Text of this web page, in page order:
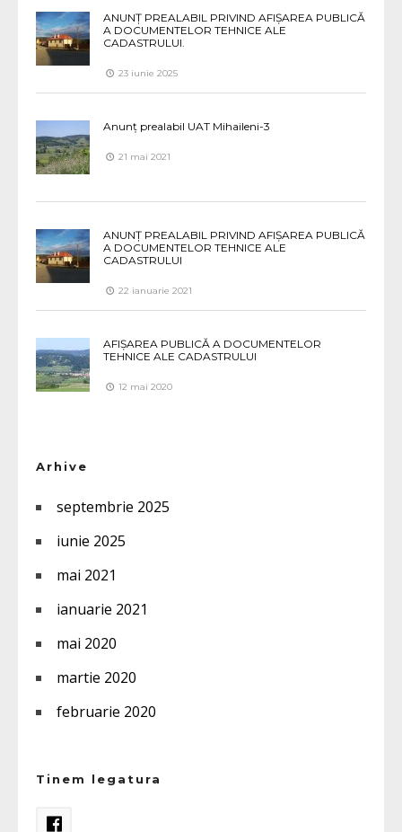
ANUNȚ PREALABIL PRIVIND AFIȘAREA PUBLICĂ
A DOCUMENTELOR TEHNICE ALE
CADASTRULUI.
23 iunie 2025
Anunț prealabil UAT Mihaileni-3
21 mai 2021
ANUNȚ PREALABIL PRIVIND AFIȘAREA PUBLICĂ
A DOCUMENTELOR TEHNICE ALE
CADASTRULUI
22 ianuarie 2021
AFIȘAREA PUBLICĂ A DOCUMENTELOR
TEHNICE ALE CADASTRULUI
12 mai 2020
Arhive
septembrie 2025
iunie 2025
mai 2021
ianuarie 2021
mai 2020
martie 2020
februarie 2020
Tinem legatura